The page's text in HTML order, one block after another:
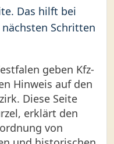
Das hilft bei
Schritten
geben Kfz-
Hinweis auf den
Diese Seite
erklärt den
von